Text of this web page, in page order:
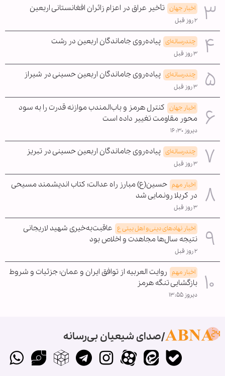
اخبار جهان تأخیر عراق در اعزام زائران افغانستانی اربعین
۲ روز قبل
چندرسانه‌ای پیاده‌روی جاماندگان اربعین در رشت
۳ روز قبل
چندرسانه‌ای پیاده‌روی جاماندگان اربعین حسینی در شیراز
۳ روز قبل
اخبار جهان کنترل هرمز و باب‌المندب موازنه قدرت را به سود
محور مقاومت تغییر داده است
دیروز ۱۶:۳۰
چندرسانه‌ای پیاده‌روی جاماندگان اربعین حسینی در تبریز
۳ روز قبل
اخبار مهم حسین(ع) مبارز راه عدالت؛ کتاب اندیشمند مسیحی
در کربلا رونمایی شد
۳ روز قبل
اخبار نهادهای دینی و اهل بیتی ع عاقبت‌به‌خیری شهید لاریجانی
نتیجه سال‌ها مجاهدت و اخلاص بود
۲ روز قبل
اخبار مهم روایت العربیه از توافق ایران و عمان؛ جزئیات و شروط
بازگشایی تنگه هرمز
دیروز ۱۳:۵۵
صدای شیعیان بی‌رسانه